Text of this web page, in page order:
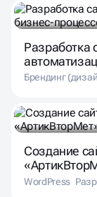
Разработка
Брендинг
Создание
WordPress